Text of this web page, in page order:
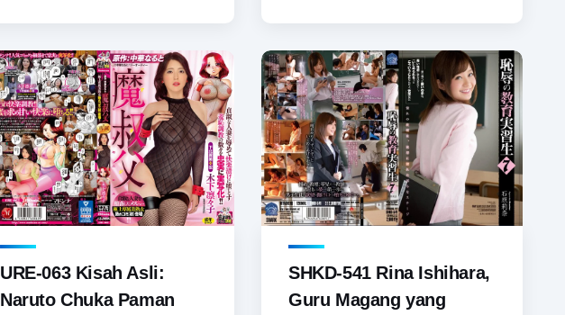
URE-063 Kisah Asli:
Naruto Chuka Paman
SHKD-541 Rina Ishihara,
Guru Magang yang